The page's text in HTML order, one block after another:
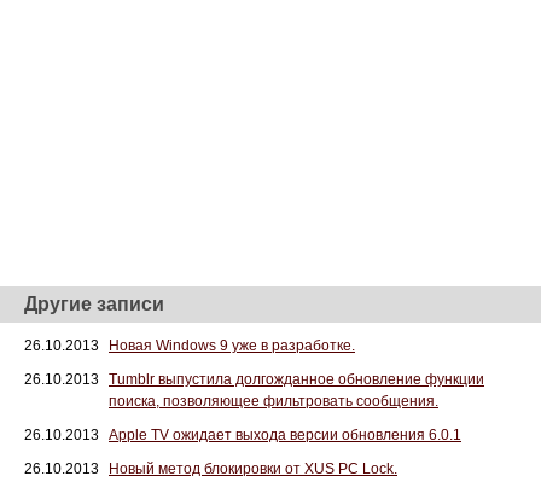
Другие записи
26.10.2013
Новая Windows 9 уже в разработке.
26.10.2013 Tumblr выпустила долгожданное обновление функции
поиска, позволяющее фильтровать сообщения.
26.10.2013 Apple TV ожидает выхода версии обновления 6.0.1
26.10.2013
Новый метод блокировки от XUS PC Lock.